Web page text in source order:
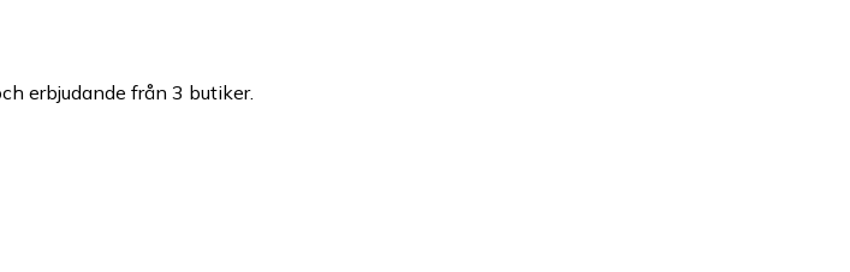
erbjudande från 3 butiker.